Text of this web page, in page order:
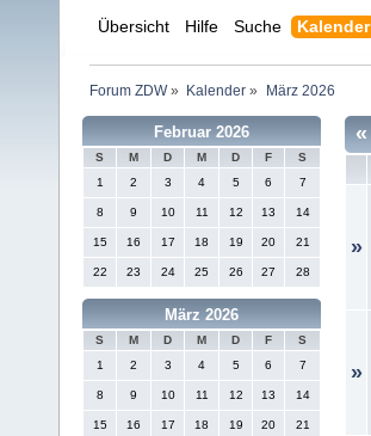
Übersicht Hilfe Suche Kalender
Forum ZDW» Kalender » März 2026
Februar 2026
S M D M D F
S
1
2 3 4 5 6 7
8 9 10 11 12 13 14
15 16 17 18 19 20 21
22 23 24 25 26 27 28
März 2026
S M D M D F
S
1
2 3 4 5 6 7
8 9 10 11 12 13 14
15 16 17 18 19 20 21
«
»
»